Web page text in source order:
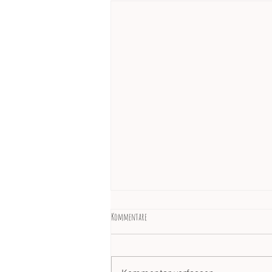
Kommentare